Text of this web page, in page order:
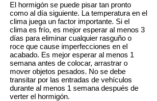
El hormigón se puede pisar tan pronto
como al día siguiente. La temperatura en el
clima juega un factor importante. Si el
clima es frío, es mejor esperar al menos 3
días para eliminar cualquier rasguño o
roce que cause imperfecciones en el
acabado. Es mejor esperar al menos 1
semana antes de colocar, arrastrar o
mover objetos pesados. No se debe
transitar por las entradas de vehículos
durante al menos 1 semana después de
verter el hormigón.